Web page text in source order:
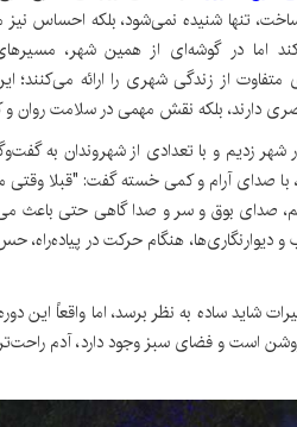
تنها شنیده نمی‌شود، بلکه احساس
اما در گوشه‌ای از همین شهر،
از زندگی شهری را ارائه
دارند، بلکه نقش مهمی در سلامت روان و
زدیم و با تعدادی از شهروندان به
صدای آرام و کمی خسته گفت: "قبلا وقتی
صدای بوق و سر و صدا گاهی حتی باعث
و دیوارنگاری‌ها، هنگام حرکت در
شاید ساده به نظر برسد، اما واقعاً این
است و فضای سبز وجود دارد، آدم